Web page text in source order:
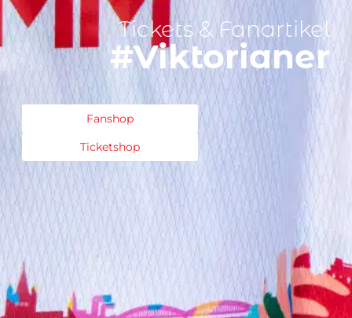
Tickets & Fanartikel
#Viktorianer
Fanshop
Ticketshop